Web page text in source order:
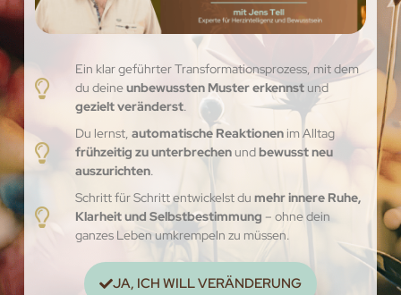
Ein klar geführter Transformationsprozess, mit dem
du deineunbewussten Muster erkennstund
gezielt veränderst.
Du lernst, automatische Reaktionenim Alltag
frühzeitig zu unterbrechenundbewusst neu
auszurichten.
Schritt für Schritt entwickelst du mehr innere Ruhe,
Klarheit und Selbstbestimmung – ohne dein
ganzes Leben umkrempeln zu müssen.
JA, ICH WILL VERÄNDERUNG